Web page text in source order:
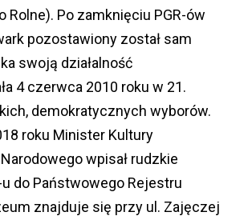
Rolne). Po zamknięciu PGR-ów
pozostawiony został sam
swoją działalność
4 czerwca 2010 roku w 21.
demokratycznych wyborów.
roku Minister Kultury
wpisał rudzkie
do Państwowego Rejestru
znajduje się przy ul. Zajęczej